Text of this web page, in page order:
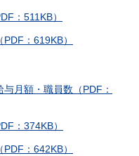
：511KB）
：619KB）
月額・職員数（PDF：
：374KB）
：642KB）